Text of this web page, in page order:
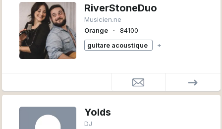
RiverStoneDuo
Musicien.ne
Orange
∙
84100
guitare acoustique
+
Yolds
DJ